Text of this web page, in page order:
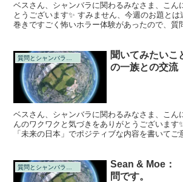
ベスさん、シャンバラに関わるみなさま、こん
とうございます✨ すみません、今週のお題と
巻きですごく怖いホラー体験があったので、質
今もすごく怯えているので、そっとご回答いた
聞いてみたいこ
の一族との交流
ベスさん、シャンバラに関わるみなさま、こん
んのワクワクと気づきをありがとうございます
「未来の日本」でポジティブな内容を書いてご
思っていましたが、今日他の読者の方のご提案
Sean & Moe：
問です。